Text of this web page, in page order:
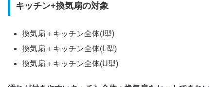
キッチン+換気扇の対象
換気扇＋キッチン全体(I型)
換気扇＋キッチン全体(L型)
換気扇＋キッチン全体(U型)